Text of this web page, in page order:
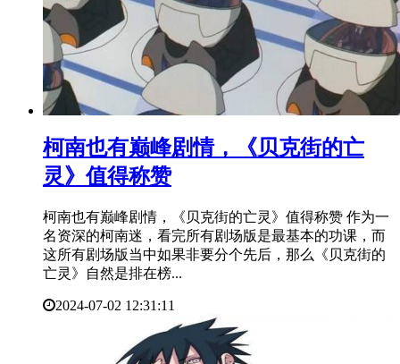
​柯南也有巅峰剧情，《贝克街的亡
灵》值得称赞
柯南也有巅峰剧情，《贝克街的亡灵》值得称赞 作为一
名资深的柯南迷，看完所有剧场版是最基本的功课，而
这所有剧场版当中如果非要分个先后，那么《贝克街的
亡灵》自然是排在榜...
2024-07-02 12:31:11